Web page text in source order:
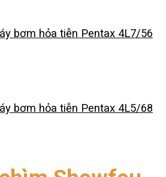
bơm hỏa tiễn Pentax 4L7/56
bơm hỏa tiễn Pentax 4L5/68